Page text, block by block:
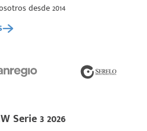
Serie 3 2026
desde 2014